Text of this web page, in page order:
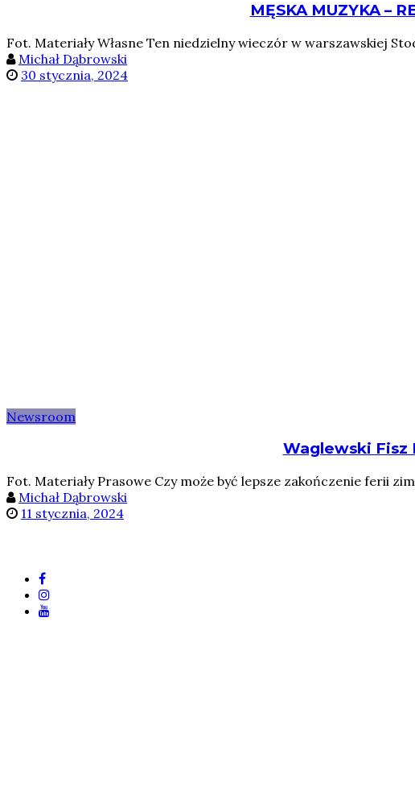
MĘSKA MUZYKA –
Fot. Materiały Własne Ten niedzielny wieczór w warszawskiej
Michał Dąbrowski
30 stycznia, 2024
Newsroom
Waglewski Fisz
Fot. Materiały Prasowe Czy może być lepsze zakończenie ferii
Michał Dąbrowski
11 stycznia, 2024